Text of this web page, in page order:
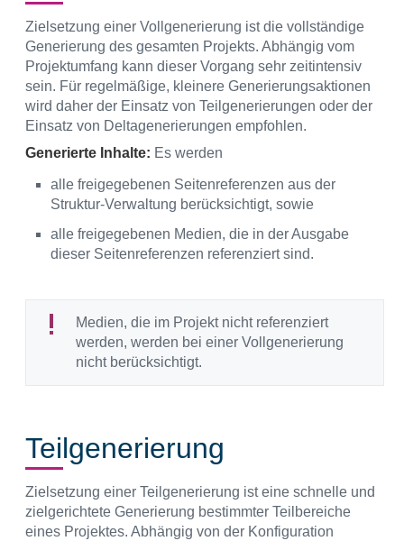
Zielsetzung einer Vollgenerierung ist die vollständige
Generierung des gesamten Projekts. Abhängig vom
Projektumfang kann dieser Vorgang sehr zeitintensiv
sein. Für regelmäßige, kleinere Generierungsaktionen
wird daher der Einsatz von Teilgenerierungen oder der
Einsatz von Deltagenerierungen empfohlen.
Generierte Inhalte: Es werden
alle freigegebenen Seitenreferenzen aus der
Struktur-Verwaltung berücksichtigt, sowie
alle freigegebenen Medien, die in der Ausgabe
dieser Seitenreferenzen referenziert sind.
Medien, die im Projekt nicht referenziert
werden, werden bei einer Vollgenerierung
nicht berücksichtigt.
Teilgenerierung
Zielsetzung einer Teilgenerierung ist eine schnelle und
zielgerichtete Generierung bestimmter Teilbereiche
eines Projektes. Abhängig von der Konfiguration